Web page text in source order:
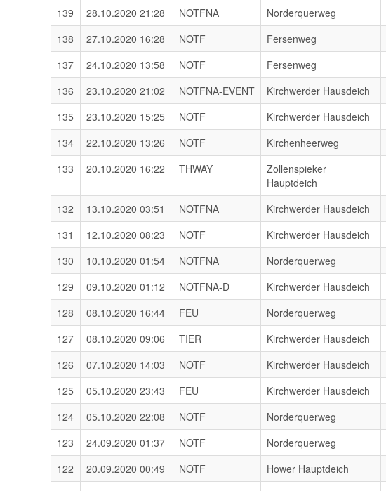
139
28.10.2020 21:28 NOTFNA Norderquerweg
138
27.10.2020 16:28 NOTF Fersenweg
137
24.10.2020 13:58 NOTF Fersenweg
136
23.10.2020 21:02 NOTFNA-EVENT Kirchwerder Hausdeich
135
23.10.2020 15:25 NOTF Kirchwerder Hausdeich
134
22.10.2020 13:26 NOTF Kirchenheerweg
133
20.10.2020 16:22 THWAY
Zollenspieker
Hauptdeich
132 13.10.2020 03:51 NOTFNA Kirchwerder Hausdeich
131
12.10.2020 08:23 NOTF Kirchwerder Hausdeich
130
10.10.2020 01:54 NOTFNA Norderquerweg
129
09.10.2020 01:12 NOTFNA-D Kirchwerder Hausdeich
128
08.10.2020 16:44 FEU Norderquerweg
127
08.10.2020 09:06 TIER Kirchwerder Hausdeich
126
07.10.2020 14:03 NOTF Kirchwerder Hausdeich
125
05.10.2020 23:43 FEU Kirchwerder Hausdeich
124
05.10.2020 22:08 NOTF Norderquerweg
123
24.09.2020 01:37 NOTF Norderquerweg
122
20.09.2020 00:49 NOTF Hower Hauptdeich